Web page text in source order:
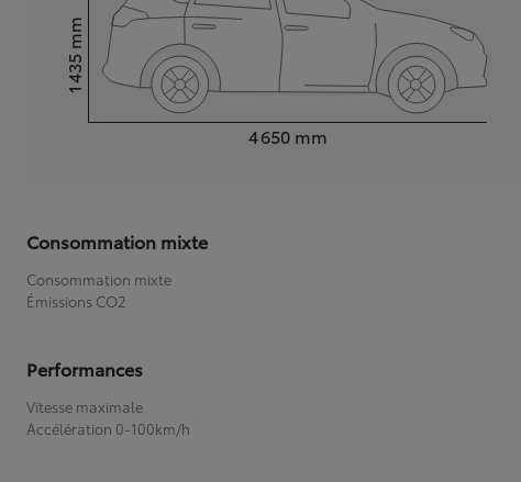
4 650 mm
Hauteur1 435
mm
Consommation mixte
Consommation mixte
Émissions CO2
Performances
Vitesse maximale
Accélération 0-100km/h